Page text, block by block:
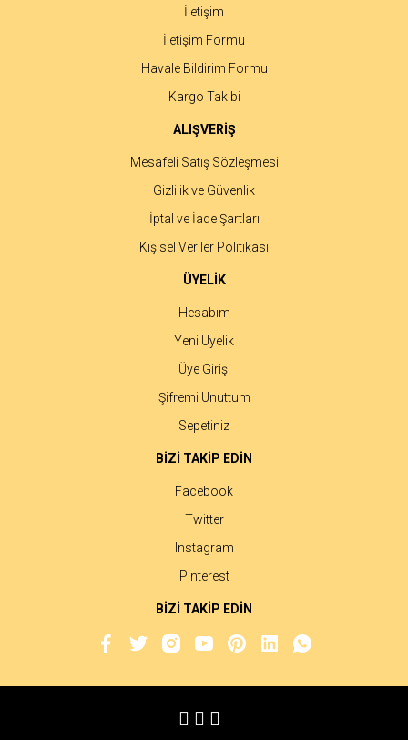
İletişim
İletişim Formu
Havale Bildirim Formu
Kargo Takibi
ALIŞVERİŞ
Mesafeli Satış Sözleşmesi
Gizlilik ve Güvenlik
İptal ve İade Şartları
Kişisel Veriler Politikası
ÜYELİK
Hesabım
Yeni Üyelik
Üye Girişi
Şifremi Unuttum
Sepetiniz
BİZİ TAKİP EDİN
Facebook
Twitter
Instagram
Pinterest
BİZİ TAKİP EDİN